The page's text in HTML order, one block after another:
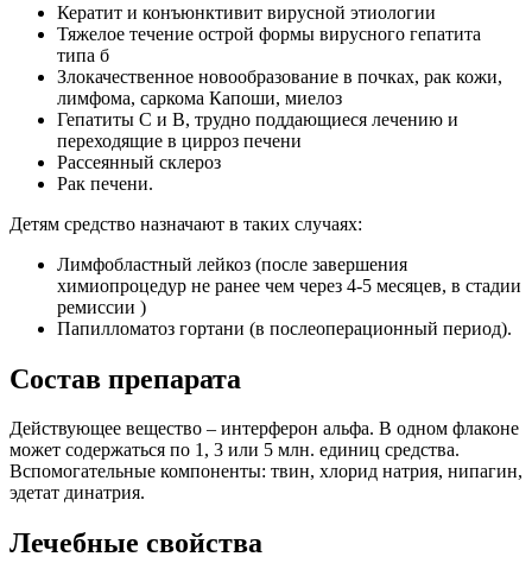
Кератит и конъюнктивит вирусной этиологии
Тяжелое течение острой формы вирусного гепатита
типа б
Злокачественное новообразование в почках, рак кожи,
лимфома, саркома Капоши, миелоз
Гепатиты С и В, трудно поддающиеся лечению и
переходящие в цирроз печени
Рассеянный склероз
Рак печени.
Детям средство назначают в таких случаях:
Лимфобластный лейкоз (после завершения
химиопроцедур не ранее чем через 4-5 месяцев, в стадии
ремиссии )
Папилломатоз гортани (в послеоперационный период).
Состав препарата
Действующее вещество – интерферон альфа. В одном флаконе
может содержаться по 1, 3 или 5 млн. единиц средства.
Вспомогательные компоненты: твин, хлорид натрия, нипагин,
эдетат динатрия.
Лечебные свойства